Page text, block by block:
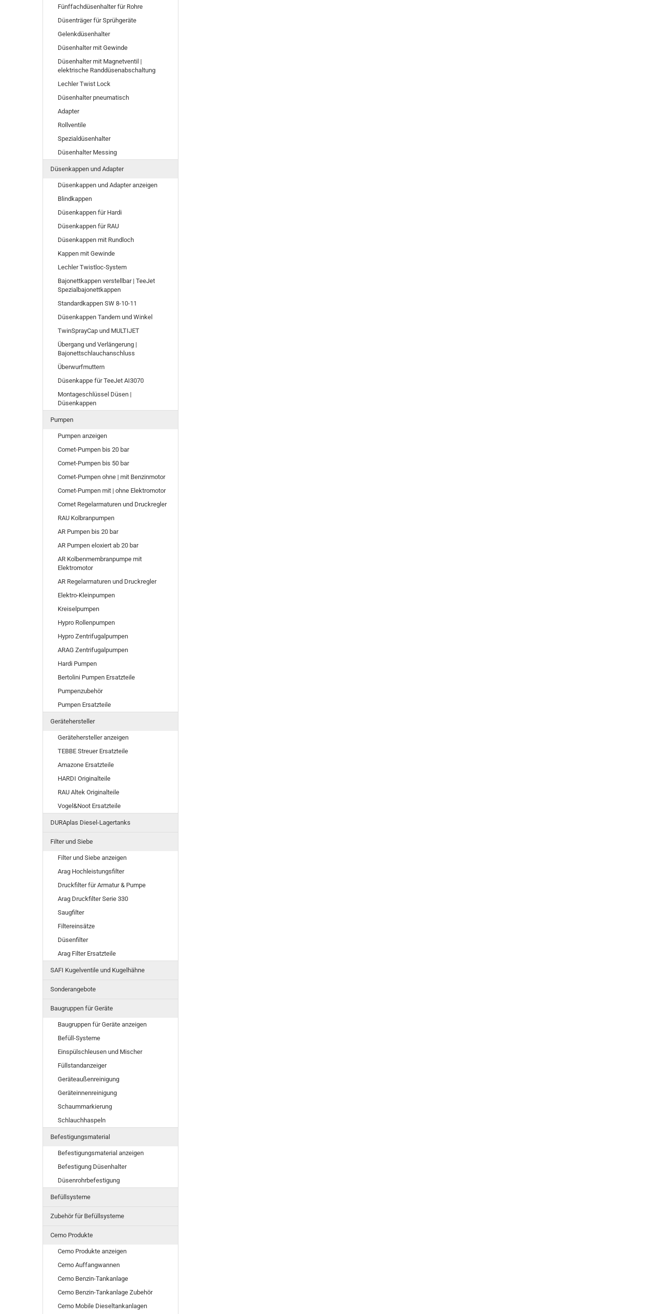
Fünffachdüsenhalter für Rohre
Düsenträger für Sprühgeräte
Gelenkdüsenhalter
Düsenhalter mit Gewinde
Düsenhalter mit Magnetventil |
elektrische Randdüsenabschaltung
Lechler Twist Lock
Düsenhalter pneumatisch
Adapter
Rollventile
Spezialdüsenhalter
Düsenhalter Messing
Düsenkappen und Adapter
Düsenkappen und Adapter anzeigen
Blindkappen
Düsenkappen für Hardi
Düsenkappen für RAU
Düsenkappen mit Rundloch
Kappen mit Gewinde
Lechler Twistloc-System
Bajonettkappen verstellbar | TeeJet
Spezialbajonettkappen
Standardkappen SW 8-10-11
Düsenkappen Tandem und Winkel
TwinSprayCap und MULTIJET
Übergang und Verlängerung |
Bajonettschlauchanschluss
Überwurfmuttern
Düsenkappe für TeeJet AI3070
Montageschlüssel Düsen |
Düsenkappen
Pumpen
Pumpen anzeigen
Comet-Pumpen bis 20 bar
Comet-Pumpen bis 50 bar
Comet-Pumpen ohne | mit Benzinmotor
Comet-Pumpen mit | ohne Elektromotor
Comet Regelarmaturen und Druckregler
RAU Kolbranpumpen
AR Pumpen bis 20 bar
AR Pumpen eloxiert ab 20 bar
AR Kolbenmembranpumpe mit
Elektromotor
AR Regelarmaturen und Druckregler
Elektro-Kleinpumpen
Kreiselpumpen
Hypro Rollenpumpen
Hypro Zentrifugalpumpen
ARAG Zentrifugalpumpen
Hardi Pumpen
Bertolini Pumpen Ersatzteile
Pumpenzubehör
Pumpen Ersatzteile
Gerätehersteller
Gerätehersteller anzeigen
TEBBE Streuer Ersatzteile
Amazone Ersatzteile
HARDI Originalteile
RAU Altek Originalteile
Vogel&Noot Ersatzteile
DURAplas Diesel-Lagertanks
Filter und Siebe
Filter und Siebe anzeigen
Arag Hochleistungsfilter
Druckfilter für Armatur & Pumpe
Arag Druckfilter Serie 330
Saugfilter
Filtereinsätze
Düsenfilter
Arag Filter Ersatzteile
SAFI Kugelventile und Kugelhähne
Sonderangebote
Baugruppen für Geräte
Baugruppen für Geräte anzeigen
Befüll-Systeme
Einspülschleusen und Mischer
Füllstandanzeiger
Geräteaußenreinigung
Geräteinnenreinigung
Schaummarkierung
Schlauchhaspeln
Befestigungsmaterial
Befestigungsmaterial anzeigen
Befestigung Düsenhalter
Düsenrohrbefestigung
Befüllsysteme
Zubehör für Befüllsysteme
Cemo Produkte
Cemo Produkte anzeigen
Cemo Auffangwannen
Cemo Benzin-Tankanlage
Cemo Benzin-Tankanlage Zubehör
Cemo Mobile Dieseltankanlagen